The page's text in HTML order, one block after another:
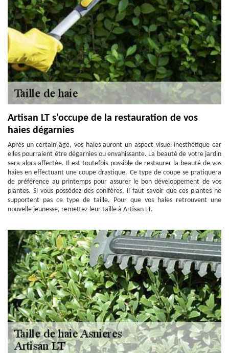
Artisan LT s’occupe de la restauration de vos
haies dégarnies
Après un certain âge, vos haies auront un aspect visuel inesthétique car
elles pourraient être dégarnies ou envahissante. La beauté de votre jardin
sera alors affectée. Il est toutefois possible de restaurer la beauté de vos
haies en effectuant une coupe drastique. Ce type de coupe se pratiquera
de préférence au printemps pour assurer le bon développement de vos
plantes. Si vous possédez des conifères, il faut savoir que ces plantes ne
supportent pas ce type de taille. Pour que vos haies retrouvent une
nouvelle jeunesse, remettez leur taille à Artisan LT.